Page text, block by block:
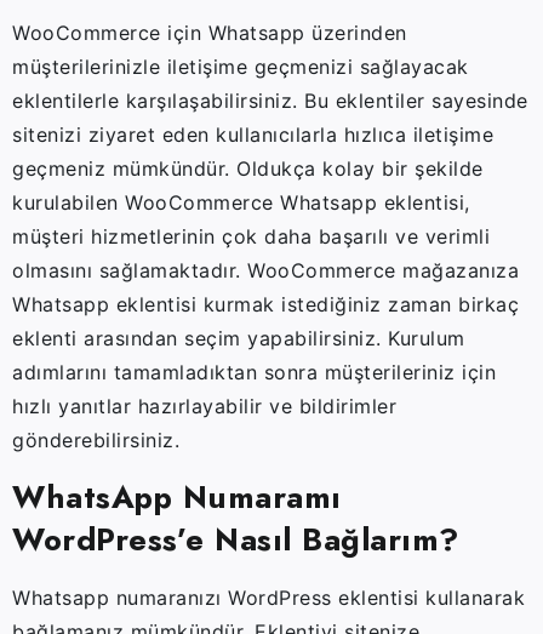
WooCommerce için Whatsapp üzerinden
müşterilerinizle iletişime geçmenizi sağlayacak
eklentilerle karşılaşabilirsiniz. Bu eklentiler sayesinde
sitenizi ziyaret eden kullanıcılarla hızlıca iletişime
geçmeniz mümkündür. Oldukça kolay bir şekilde
kurulabilen WooCommerce Whatsapp eklentisi,
müşteri hizmetlerinin çok daha başarılı ve verimli
olmasını sağlamaktadır. WooCommerce mağazanıza
Whatsapp eklentisi kurmak istediğiniz zaman birkaç
eklenti arasından seçim yapabilirsiniz. Kurulum
adımlarını tamamladıktan sonra müşterileriniz için
hızlı yanıtlar hazırlayabilir ve bildirimler
gönderebilirsiniz.
WhatsApp Numaramı
WordPress’e Nasıl Bağlarım?
Whatsapp numaranızı WordPress eklentisi kullanarak